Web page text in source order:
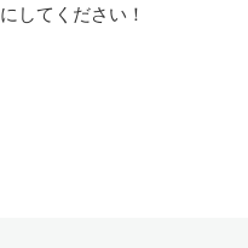
してください！